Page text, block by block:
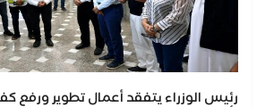
رئيس الوزراء يتفقد أعمال تطوير